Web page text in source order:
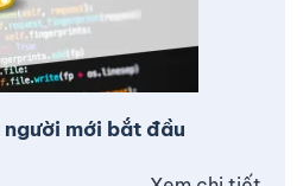
mới bắt đầu